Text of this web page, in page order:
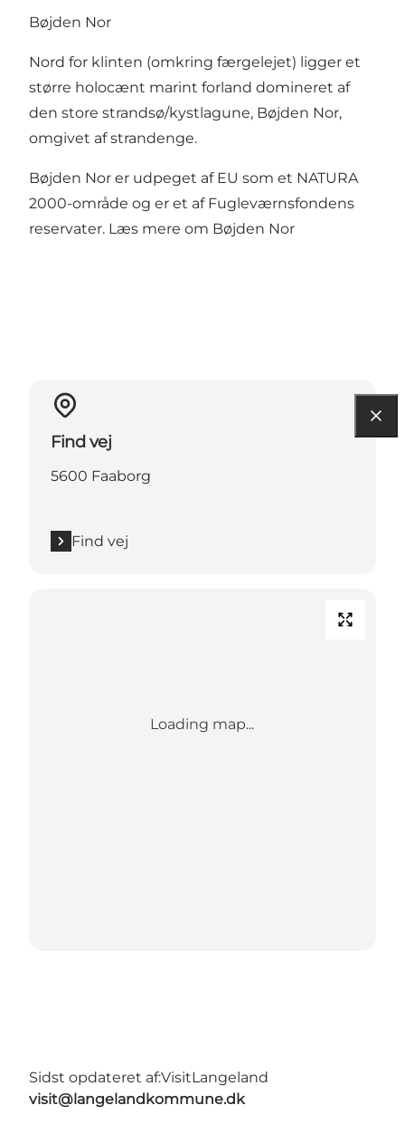
Bøjden Nor
Nord for klinten (omkring færgelejet) ligger et
større holocænt marint forland domineret af
den store strandsø/kystlagune, Bøjden Nor,
omgivet af strandenge.
Bøjden Nor er udpeget af EU som et NATURA
2000-område og er et af Fugleværnsfondens
reservater. Læs mere om Bøjden Nor
Find vej
5600 Faaborg
Find vej
Loading map...
Sidst opdateret af:VisitLangeland
visit@langelandkommune.dk